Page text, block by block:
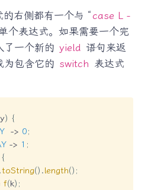
的右侧都有一个与 “case L -
个表达式。如果需要一个完
了一个新的 yield 语句来返
为包含它的 switch 表达式
) {
-> 0;
-> 1 ;
{
.toString() .length() ;
f(k) ;